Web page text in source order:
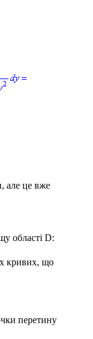
але це вже
області D:
кривих, що
перетину